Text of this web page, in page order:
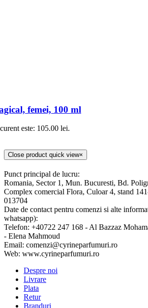
femei, 100 ml
este: 105.00 lei.
Close product quick view×
Punct principal de lucru:
Romania, Sector 1, Mun. Bucuresti, Bd.
Complex comercial Flora, Culoar 4, stand
013704
Date de contact pentru comenzi si alte
whatsapp):
Telefon: +40722 247 168 - Al Bazzaz
- Elena Mahmoud
Email: comenzi@cyrineparfumuri.ro
Web: www.cyrineparfumuri.ro
Despre noi
Livrare
Plata
Retur
Branduri